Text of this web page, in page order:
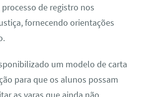
de registro nos
fornecendo orientações
um modelo de carta
para que os alunos possam